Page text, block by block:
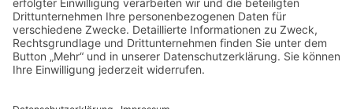
12.10.2025
Darstellung verschiedener Orte innerhalb des
Gebiets der Heimatgemeinschaft Eckernförde